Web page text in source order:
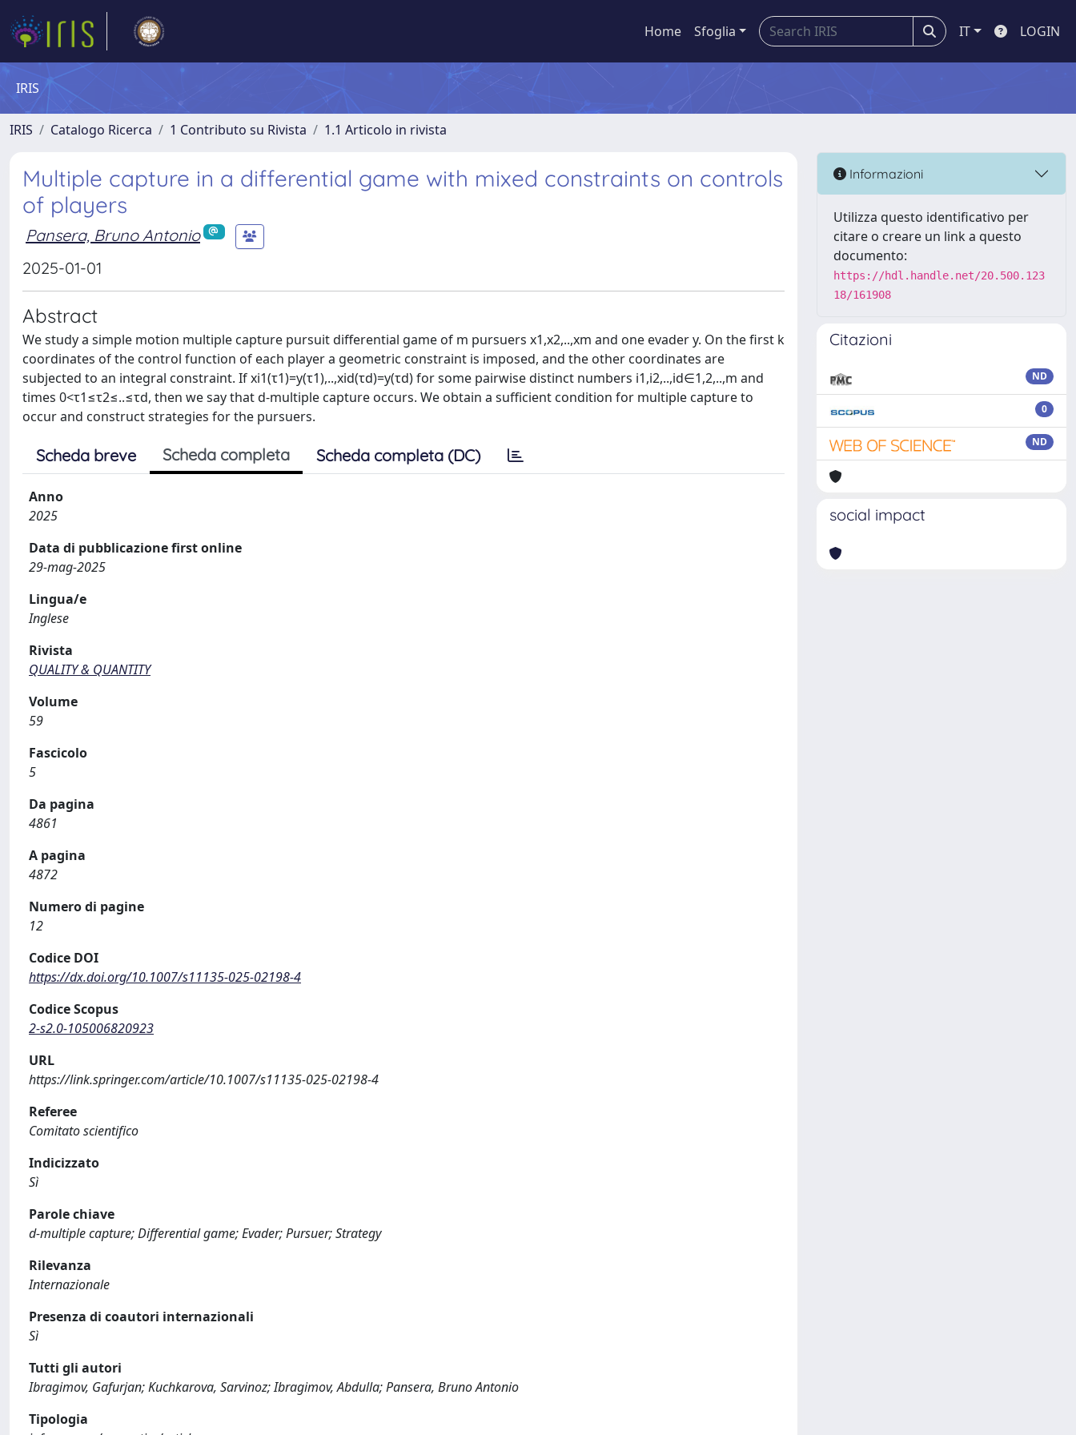
Home Sfoglia IT LOGIN
IRIS
IRIS Catalogo Ricerca 1 Contributo su Rivista 1.1 Articolo in rivista
Multiple capture in a differential game with mixed constraints on controls
of players
Pansera, Bruno Antonio
2025-01-01
Abstract
We study a simple motion multiple capture pursuit differential game of m pursuers x1,x2,..,xm and one evader y. On the first k
coordinates of the control function of each player a geometric constraint is imposed, and the other coordinates are
subjected to an integral constraint. If xi1(τ1)=y(τ1),..,xid(τd)=y(τd) for some pairwise distinct numbers i1,i2,..,id∈1,2,..,m and
times 0<τ1≤τ2≤..≤τd, then we say that d-multiple capture occurs. We obtain a sufficient condition for multiple capture to
occur and construct strategies for the pursuers.
Scheda breve Scheda completa Scheda completa (DC)
Anno
2025
Data di pubblicazione first online
29-mag-2025
Lingua/e
Inglese
Rivista
QUALITY & QUANTITY
Volume
59
Fascicolo
5
Da pagina
4861
A pagina
4872
Numero di pagine
12
Codice DOI
https://dx.doi.org/10.1007/s11135-025-02198-4
Codice Scopus
2-s2.0-105006820923
URL
https://link.springer.com/article/10.1007/s11135-025-02198-4
Referee
Comitato scientifico
Indicizzato
Sì
Parole chiave
d-multiple capture; Differential game; Evader; Pursuer; Strategy
Rilevanza
Internazionale
Presenza di coautori internazionali
Sì
Tutti gli autori
Ibragimov, Gafurjan; Kuchkarova, Sarvinoz; Ibragimov, Abdulla; Pansera, Bruno Antonio
Tipologia
Informazioni
Utilizza questo identificativo per
citare o creare un link a questo
documento:
https://hdl.handle.net/20.500.123
18/161908
Citazioni
ND
0
ND
social impact